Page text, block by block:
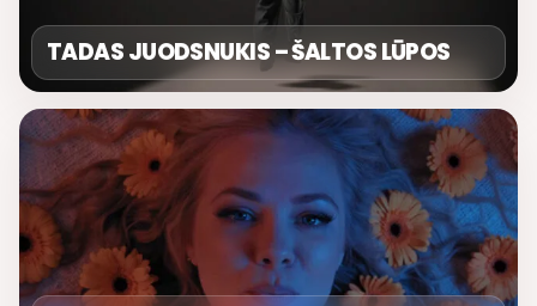
TADAS JUODSNUKIS – ŠALTOS LŪPOS